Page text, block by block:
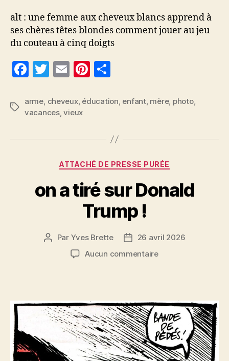
alt : une femme aux cheveux blancs apprend à
ses chères têtes blondes comment jouer au jeu
du couteau à cinq doigts
F
c
e
b
k
T
itt
er
E
ai
l
Pi
er
t
rt
g
Étiquettes
arme, cheveux, éducation, enfant, mère, photo,
vacances,vieux
Catégories
ATTACHÉ DE PRESSE PURÉE
on a tiré sur Donald
Trump !
Auteur
l’article
Par Yves Brette
Date26 avril 2026
Aucun commentairesur
sur
Donald
Trump
!